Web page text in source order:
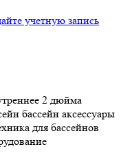
учетную запись
2 дюйма
бассейн аксессуары
для бассейнов